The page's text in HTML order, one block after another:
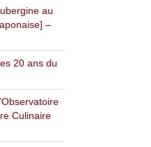
au
–
20 ans du
Culinaire